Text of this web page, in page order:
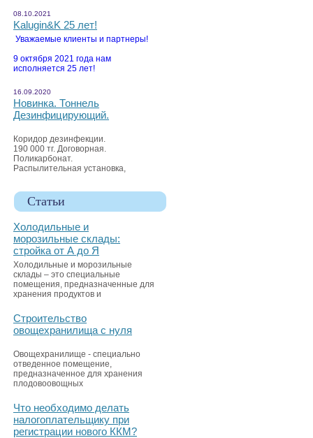
08.10.2021
Kalugin&K 25 лет!
Уважаемые клиенты и партнеры!
9 октября 2021 года нам
исполняется 25 лет!
16.09.2020
Новинка. Тоннель
Дезинфицирующий.
Коридор дезинфекции.
190 000 тг. Договорная.
Поликарбонат.
Распылительная установка,
Статьи
Холодильные и
морозильные склады:
стройка от А до Я
Холодильные и морозильные
склады – это специальные
помещения, предназначенные для
хранения продуктов и
Строительство
овощехранилища с нуля
Овощехранилище - специально
отведенное помещение,
предназначенное для хранения
плодовоовощных
Что необходимо делать
налогоплательщику при
регистрации нового ККМ?